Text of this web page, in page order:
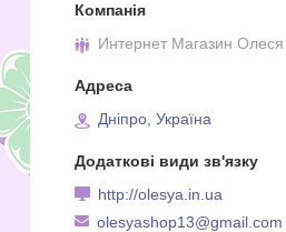
Интернет Магазин Олеся
Дніпро, Україна
http://olesya.in.ua
olesyashop13@gmail.com